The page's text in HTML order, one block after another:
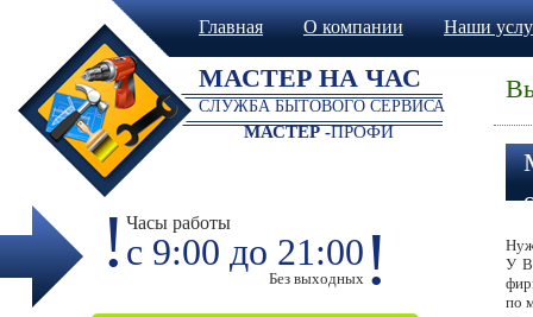
Главная О компании Наши
МАСТЕР НА ЧАС
СЛУЖБА БЫТОВОГО СЕРВИСА
МАСТЕР -ПРОФИ
! Часы работы
с 9:00 до 21:00
Без выходных !
У
по